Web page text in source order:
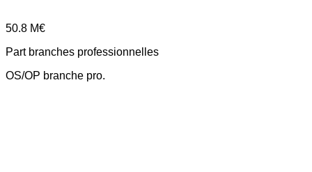
50.8 M€
Part branches professionnelles
OS/OP branche pro.